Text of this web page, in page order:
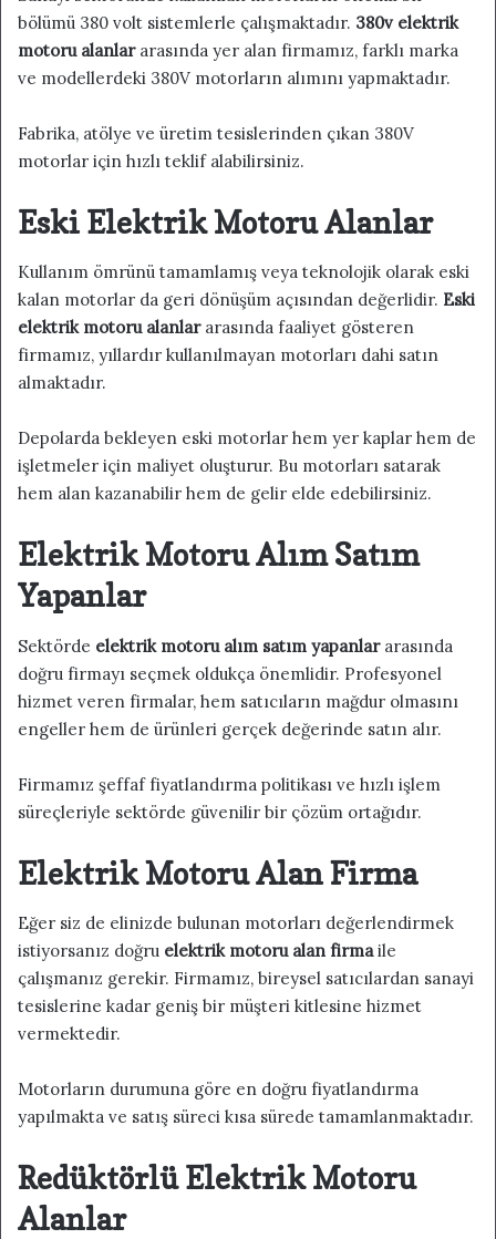
bölümü 380 volt sistemlerle çalışmaktadır. 380v elektrik
motoru alanlararasında yer alan firmamız, farklı marka
ve modellerdeki 380V motorların alımını yapmaktadır.
Fabrika, atölye ve üretim tesislerinden çıkan 380V
motorlar için hızlı teklif alabilirsiniz.
Eski Elektrik Motoru Alanlar
Kullanım ömrünü tamamlamış veya teknolojik olarak eski
kalan motorlar da geri dönüşüm açısından değerlidir. Eski
elektrik motoru alanlararasında faaliyet gösteren
firmamız, yıllardır kullanılmayan motorları dahi satın
almaktadır.
Depolarda bekleyen eski motorlar hem yer kaplar hem de
işletmeler için maliyet oluşturur. Bu motorları satarak
hem alan kazanabilir hem de gelir elde edebilirsiniz.
Elektrik Motoru Alım Satım
Yapanlar
Sektörde elektrik motoru alım satım yapanlararasında
doğru firmayı seçmek oldukça önemlidir. Profesyonel
hizmet veren firmalar, hem satıcıların mağdur olmasını
engeller hem de ürünleri gerçek değerinde satın alır.
Firmamız şeffaf fiyatlandırma politikası ve hızlı işlem
süreçleriyle sektörde güvenilir bir çözüm ortağıdır.
Elektrik Motoru Alan Firma
Eğer siz de elinizde bulunan motorları değerlendirmek
istiyorsanız doğru elektrik motoru alan firmaile
çalışmanız gerekir. Firmamız, bireysel satıcılardan sanayi
tesislerine kadar geniş bir müşteri kitlesine hizmet
vermektedir.
Motorların durumuna göre en doğru fiyatlandırma
yapılmakta ve satış süreci kısa sürede tamamlanmaktadır.
Redüktörlü Elektrik Motoru
Alanlar